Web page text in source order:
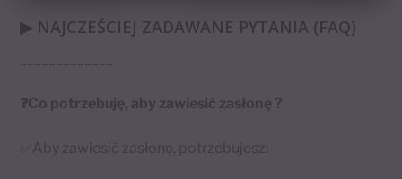
▶ NAJCZEŚCIEJ ZADAWANE PYTANIA (FAQ)
❓Co potrzebuję, aby zawiesić zasłonę ?
✅Aby zawiesić zasłonę, potrzebujesz: